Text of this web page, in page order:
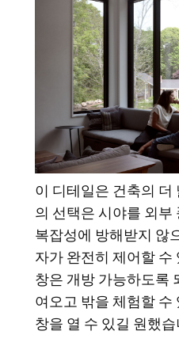
이 디테일은 건축의 더
의 선택은 시야를 외부
복잡성에 방해받지 않
자가 완전히 제어할 수
창은 개방 가능하도록
여오고 밖을 체험할 수
창을 열 수 있길 원했습